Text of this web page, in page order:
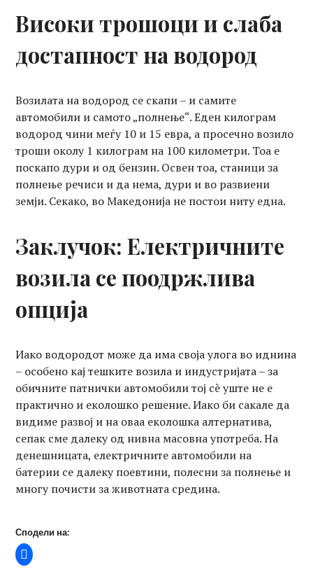
Високи трошоци и слаба
достапност на водород
Возилата на водород се скапи – и самите
автомобили и самото „полнење“. Еден килограм
водород чини меѓу 10 и 15 евра, а просечно возило
троши околу 1 килограм на 100 километри. Тоа е
поскапо дури и од бензин. Освен тоа, станици за
полнење речиси и да нема, дури и во развиени
земји. Секако, во Македонија не постои ниту една.
Заклучок: Електричните
возила се поодржлива
опција
Иако водородот може да има своја улога во иднина
– особено кај тешките возила и индустријата – за
обичните патнички автомобили тој сè уште не е
практично и еколошко решение. Иако би сакале да
видиме развој и на оваа еколошка алтернатива,
сепак сме далеку од нивна масовна употреба. На
денешницата, електричните автомобили на
батерии се далеку поевтини, полесни за полнење и
многу почисти за животната средина.
Сподели на: